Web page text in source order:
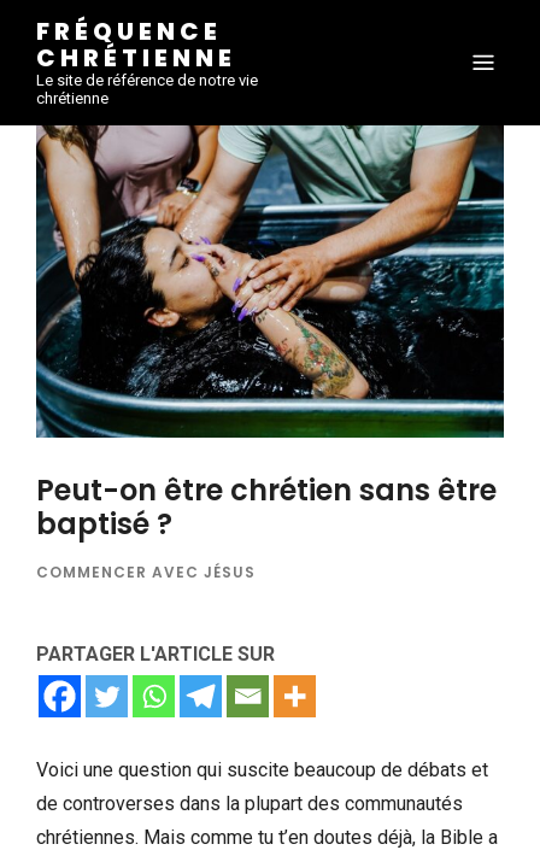
FRÉQUENCE
CHRÉTIENNE
Le site de référence de notre vie
chrétienne
Peut-on être chrétien sans être
baptisé ?
COMMENCER AVEC JÉSUS
PARTAGER L'ARTICLE SUR
Voici une question qui suscite beaucoup de débats et
de controverses dans la plupart des communautés
chrétiennes. Mais comme tu t’en doutes déjà, la Bible a